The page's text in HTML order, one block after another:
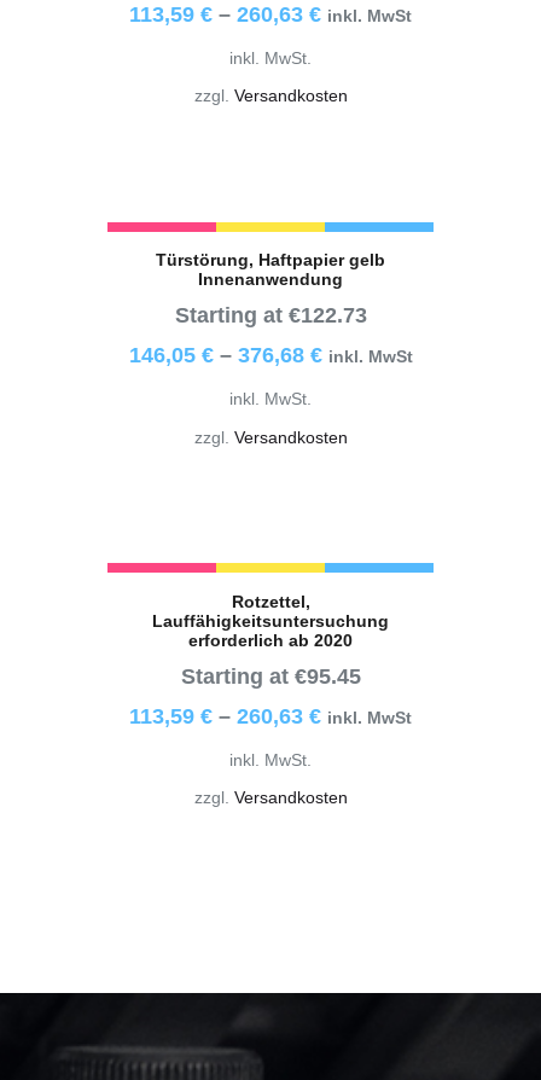
113,59 € – 260,63 € inkl. MwSt
inkl. MwSt.
zzgl. Versandkosten
Türstörung, Haftpapier gelb
Innenanwendung
Starting at €122.73
146,05 €– 376,68 € inkl. MwSt
inkl. MwSt.
zzgl. Versandkosten
Rotzettel,
Lauffähigkeitsuntersuchung
erforderlich ab 2020
Starting at €95.45
113,59 € – 260,63 € inkl. MwSt
inkl. MwSt.
zzgl. Versandkosten